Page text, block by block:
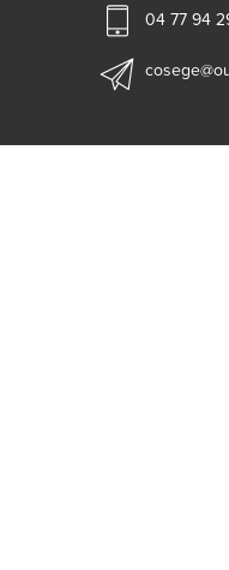
04 77 94